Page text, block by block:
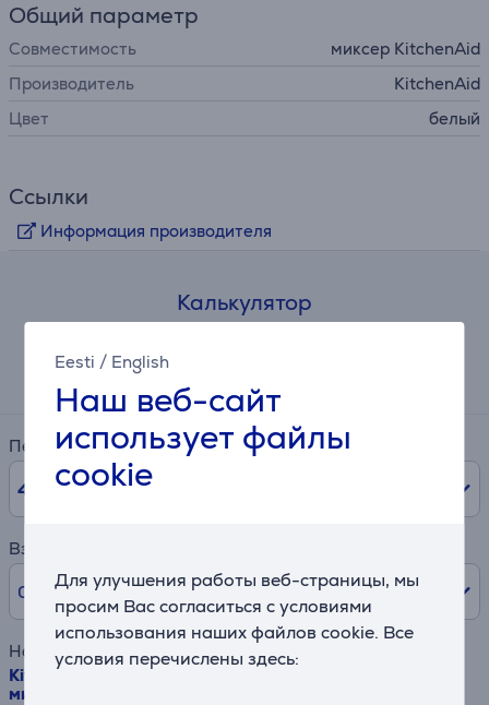
Eesti / English
Наш веб-сайт
использует файлы
cookie
Для улучшения работы веб-страницы, мы
просим Вас согласиться с условиями
использования наших файлов cookie. Все
условия перечислены здесь:
Общий параметр
Совместимость
миксер KitchenAid
Производитель
KitchenAid
Цвет
белый
Ссылки
Информация производителя
Калькулятор
Примерный размер ежемесячного платежа
9 €
Период
48 мес.
Взнос
0% /0 €
Наименование товара
KitchenAid Artisan - Дополнительный аксессуар для
миксера - Пресс для приготовления пасты